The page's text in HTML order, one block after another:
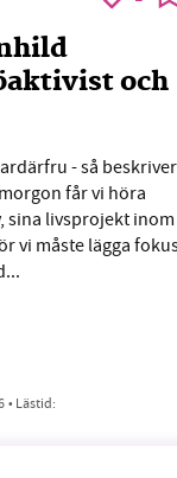
och
- så beskriver
får vi höra
sina livsprojekt inom
vi måste lägga
• Lästid: